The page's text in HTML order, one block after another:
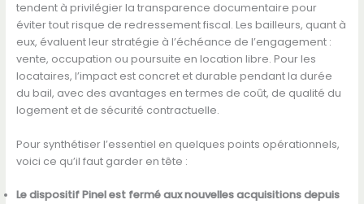
tendent à privilégier la transparence documentaire pour
éviter tout risque de redressement fiscal. Les bailleurs, quant à
eux, évaluent leur stratégie à l’échéance de l’engagement :
vente, occupation ou poursuite en location libre. Pour les
locataires, l’impact est concret et durable pendant la durée
du bail, avec des avantages en termes de coût, de qualité du
logement et de sécurité contractuelle.
Pour synthétiser l’essentiel en quelques points opérationnels,
voici ce qu’il faut garder en tête :
Le dispositif Pinel est fermé aux nouvelles acquisitions depuis